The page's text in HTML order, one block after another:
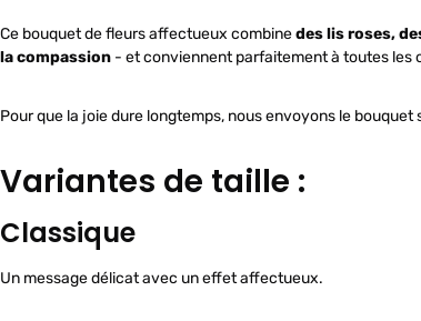
Ce bouquet de fleurs affectueux combinedes lis roses,
la compassion - et conviennent parfaitement à toutes les
Pour que la joie dure longtemps, nous envoyons le
Variantes de taille :
Classique
Un message délicat avec un effet affectueux.